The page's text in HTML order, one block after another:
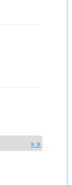
» »